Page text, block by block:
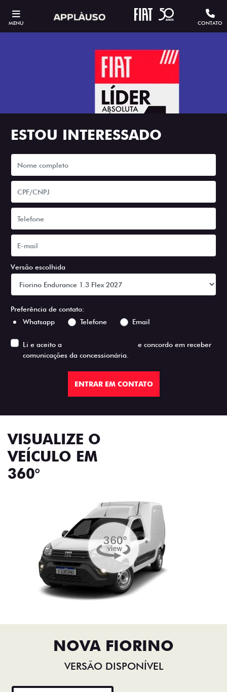
MENU CONTATO
ESTOU INTERESSADO
Versão escolhida
Preferência de contato:
Whatsapp
Telefone Email
Li e aceito a
e concordo em receber
comunicações da concessionária.
ENTRAR EM CONTATO
VISUALIZE O
VEÍCULO EM
360°
NOVA FIORINO
VERSÃO DISPONÍVEL